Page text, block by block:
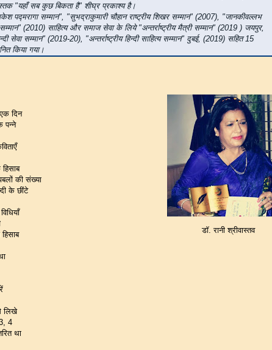
"यहाँ सब कुछ बिकता है" शीघ्र प्रकाश्य है।
पद्मरागा सम्मान", "सुभद्राकुमारी चौहान राष्ट्रीय शिखर सम्मान" (2007), "जानकीवल्लभ
सम्मान" (2010) साहित्य और समाज सेवा के लिये "अन्तर्राष्ट्रीय मैत्री सम्मान" (2019 ) जयपुर,
सेवा सम्मान" (2019-20), "अन्तर्राष्ट्रीय हिन्दी साहित्य सम्मान" दुबई, (2019) सहित 15
किया गया।
डॉ. रानी श्रीवास्तव
दिन
पन्ने
की संख्या
के छींटे
लिखे
4
था